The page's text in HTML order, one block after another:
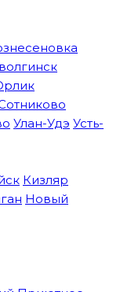
Улан-Удэ Усть-
Кизляр
Новый